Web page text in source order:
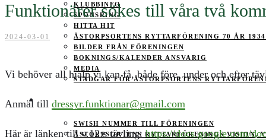
KLUBBINFO
SPONSRING
HITTA HIT
ÅSTORPSORTENS RYTTARFÖRENING 70 ÅR
BILDER FRÅN FÖRENINGEN
BOKNINGS/KALENDER ANSVARIG
MEDIA
STADGAR FÖR ÅSTORPSORTENS
MEDLEMSINFO
SWISH NUMMER TILL FÖRENINGEN
ÅSTORPSORTENS RYTTARFÖRENINGS
Funktionärer sökes till våra två
2024-03-01
Vi behöver all hjälp vi kan få, både före, under och efter
Anmäl till dressyr.funktionar@gmail.com
Här är länken till v.12:s tävling:https://docs.google.com/